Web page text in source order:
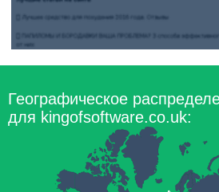
Географическое
для kingofsoftware.co.uk: